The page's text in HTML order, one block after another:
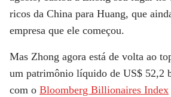
ricos da China para Huang, que
empresa que ele começou.
Mas Zhong agora está de volta ao
um patrimônio líquido de US$ 52,2
com o Bloomberg Billionaires Index